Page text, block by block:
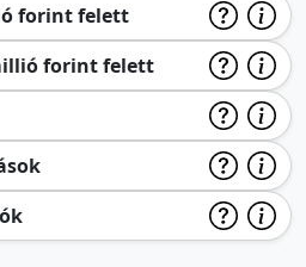
forint felett
forint felett